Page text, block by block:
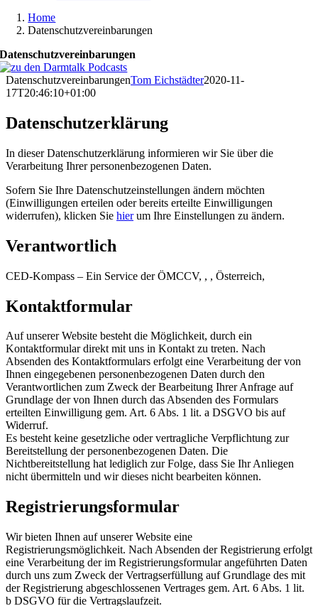
Home
Datenschutzvereinbarungen
Datenschutzvereinbarungen
DatenschutzvereinbarungenTom Eichstädter2020-11-
17T20:46:10+01:00
Datenschutzerklärung
In dieser Datenschutzerklärung informieren wir Sie über die
Verarbeitung Ihrer personenbezogenen Daten.
Sofern Sie Ihre Datenschutzeinstellungen ändern möchten
(Einwilligungen erteilen oder bereits erteilte Einwilligungen
widerrufen), klicken Sie hierum Ihre Einstellungen zu ändern.
Verantwortlich
CED-Kompass – Ein Service der ÖMCCV, , , Österreich,
Kontaktformular
Auf unserer Website besteht die Möglichkeit, durch ein
Kontaktformular direkt mit uns in Kontakt zu treten. Nach
Absenden des Kontaktformulars erfolgt eine Verarbeitung der von
Ihnen eingegebenen personenbezogenen Daten durch den
Verantwortlichen zum Zweck der Bearbeitung Ihrer Anfrage auf
Grundlage der von Ihnen durch das Absenden des Formulars
erteilten Einwilligung gem. Art. 6 Abs. 1 lit. a DSGVO bis auf
Widerruf.
Es besteht keine gesetzliche oder vertragliche Verpflichtung zur
Bereitstellung der personenbezogenen Daten. Die
Nichtbereitstellung hat lediglich zur Folge, dass Sie Ihr Anliegen
nicht übermitteln und wir dieses nicht bearbeiten können.
Registrierungsformular
Wir bieten Ihnen auf unserer Website eine
Registrierungsmöglichkeit. Nach Absenden der Registrierung erfolgt
eine Verarbeitung der im Registrierungsformular angeführten Daten
durch uns zum Zweck der Vertragserfüllung auf Grundlage des mit
der Registrierung abgeschlossenen Vertrages gem. Art. 6 Abs. 1 lit.
b DSGVO für die Vertragslaufzeit.